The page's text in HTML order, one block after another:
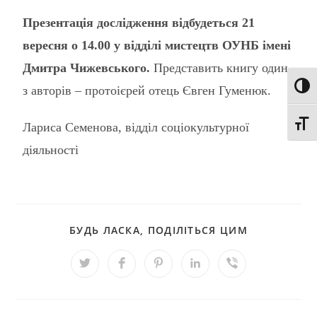
Презентація дослідження відбудеться 21
вересня о 14.00 у відділі мистецтв ОУНБ імені
Дмитра Чижевського. Представить книгу один
з авторів – протоієрей отець Євген Гуменюк.
Лариса Семенова, відділ соціокультурної
діяльності
БУДЬ ЛАСКА, ПОДІЛІТЬСЯ ЦИМ